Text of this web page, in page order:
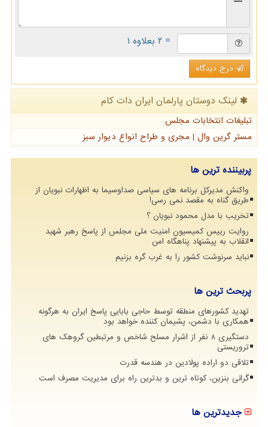
= ۲ بعلاوه ۱
درج دیدگاه
لینک دوستان پارلمان ایران دات كام
تبلیغات انتخابات مجلس
مستر گرین وال | مجری و طراح انواع دیوار سبز
پربیننده ترین ها
واکنش مدیرکل برنامه های سیاسی صداوسیما به اظهارات نبویان از
طریق گناه به مقصد نمی رسی!
تخریب با مدل محمود نبویان ؟
روایت رییس کمیسیون امنیت ملی مجلس از پاسخ رهبر شهید
انقلاب به پیشنهاد پناهگاه امن
نباید سرنوشت کشور را به غرب گره بزنیم
پربحث ترین ها
تهدید کشورهای منطقه توسط حاجی بابایی پاسخ ایران به هرگونه
همکاری با دشمن، پشیمان کننده خواهد بود
دستگیری 8 نفر از اشرار مسلح شاخص و مرتبطین گروهک های
تروریستی
تلاقی دو اراده پولادین در هندسه قدرت
گرانی بنزین، کوتاه ترین و بدترین راه برای مدیریت مصرف است
جدیدترین ها